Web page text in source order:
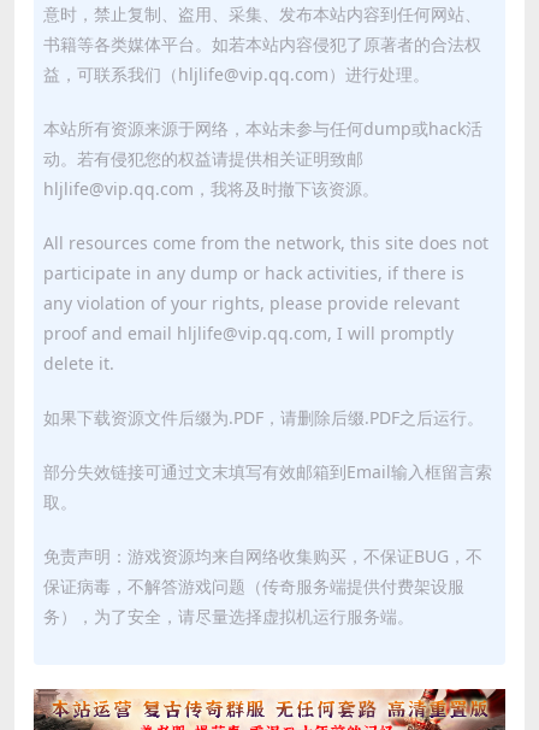
意时，禁止复制、盗用、采集、发布本站内容到任何网站、
书籍等各类媒体平台。如若本站内容侵犯了原著者的合法权
益，可联系我们（hljlife@vip.qq.com）进行处理。
本站所有资源来源于网络，本站未参与任何dump或hack活
动。若有侵犯您的权益请提供相关证明致邮
hljlife@vip.qq.com，我将及时撤下该资源。
All resources come from the network, this site does not
participate in any dump or hack activities, if there is
any violation of your rights, please provide relevant
proof and email hljlife@vip.qq.com, I will promptly
delete it.
如果下载资源文件后缀为.PDF，请删除后缀.PDF之后运行。
部分失效链接可通过文末填写有效邮箱到Email输入框留言索
取。
免责声明：游戏资源均来自网络收集购买，不保证BUG，不
保证病毒，不解答游戏问题（传奇服务端提供付费架设服
务），为了安全，请尽量选择虚拟机运行服务端。